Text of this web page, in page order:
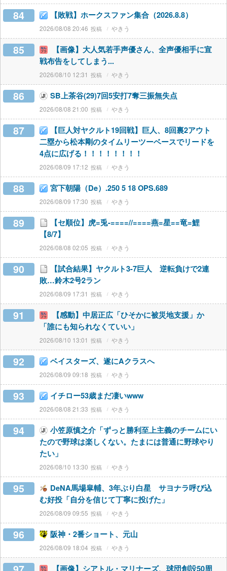
84 【敗戦】ホークスファン集合（2026.8.8）
2026/08/08 20:46 やきう
85
【画像】大人気若手声優さん、全声優相手に宣
戦布告をしてしまう...
2026/08/10 12:31 やきう
86 SB上茶谷(29)7回5安打7奪三振無失点
2026/08/08 21:00 やきう
87
【巨人対ヤクルト19回戦】巨人、8回裏2アウト
二塁から松本剛のタイムリーツーベースでリードを
4点に広げる！！！！！！！！
2026/08/09 17:12 やきう
88 宮下朝陽（De）.250 5 18 OPS.689
2026/08/09 17:30 やきう
89
【セ順位】虎=兎-====//====燕=星==竜=鯉
【8/7】
2026/08/08 02:05 やきう
90
【試合結果】ヤクルト3-7巨人 逆転負けで2連
敗…鈴木2号2ラン
2026/08/09 17:31 やきう
91
【感動】中居正広「ひそかに被災地支援」か
「誰にも知られなくていい」
2026/08/10 13:01 やきう
92 ベイスターズ、遂にAクラスへ
2026/08/09 09:18 やきう
93 イチロー53歳まだ凄いwww
2026/08/08 21:33 やきう
94
小笠原慎之介「ずっと勝利至上主義のチームにい
たので野球は楽しくない。たまには普通に野球やり
たい」
2026/08/10 13:30 やきう
95
DeNA馬場皐輔、3年ぶり白星 サヨナラ呼び込
む好投「自分を信じて丁寧に投げた」
2026/08/09 09:55 やきう
96 阪神・2番ショート、元山
2026/08/09 18:04 やきう
【画像】シアトル・マリナーズ、球団創設50周